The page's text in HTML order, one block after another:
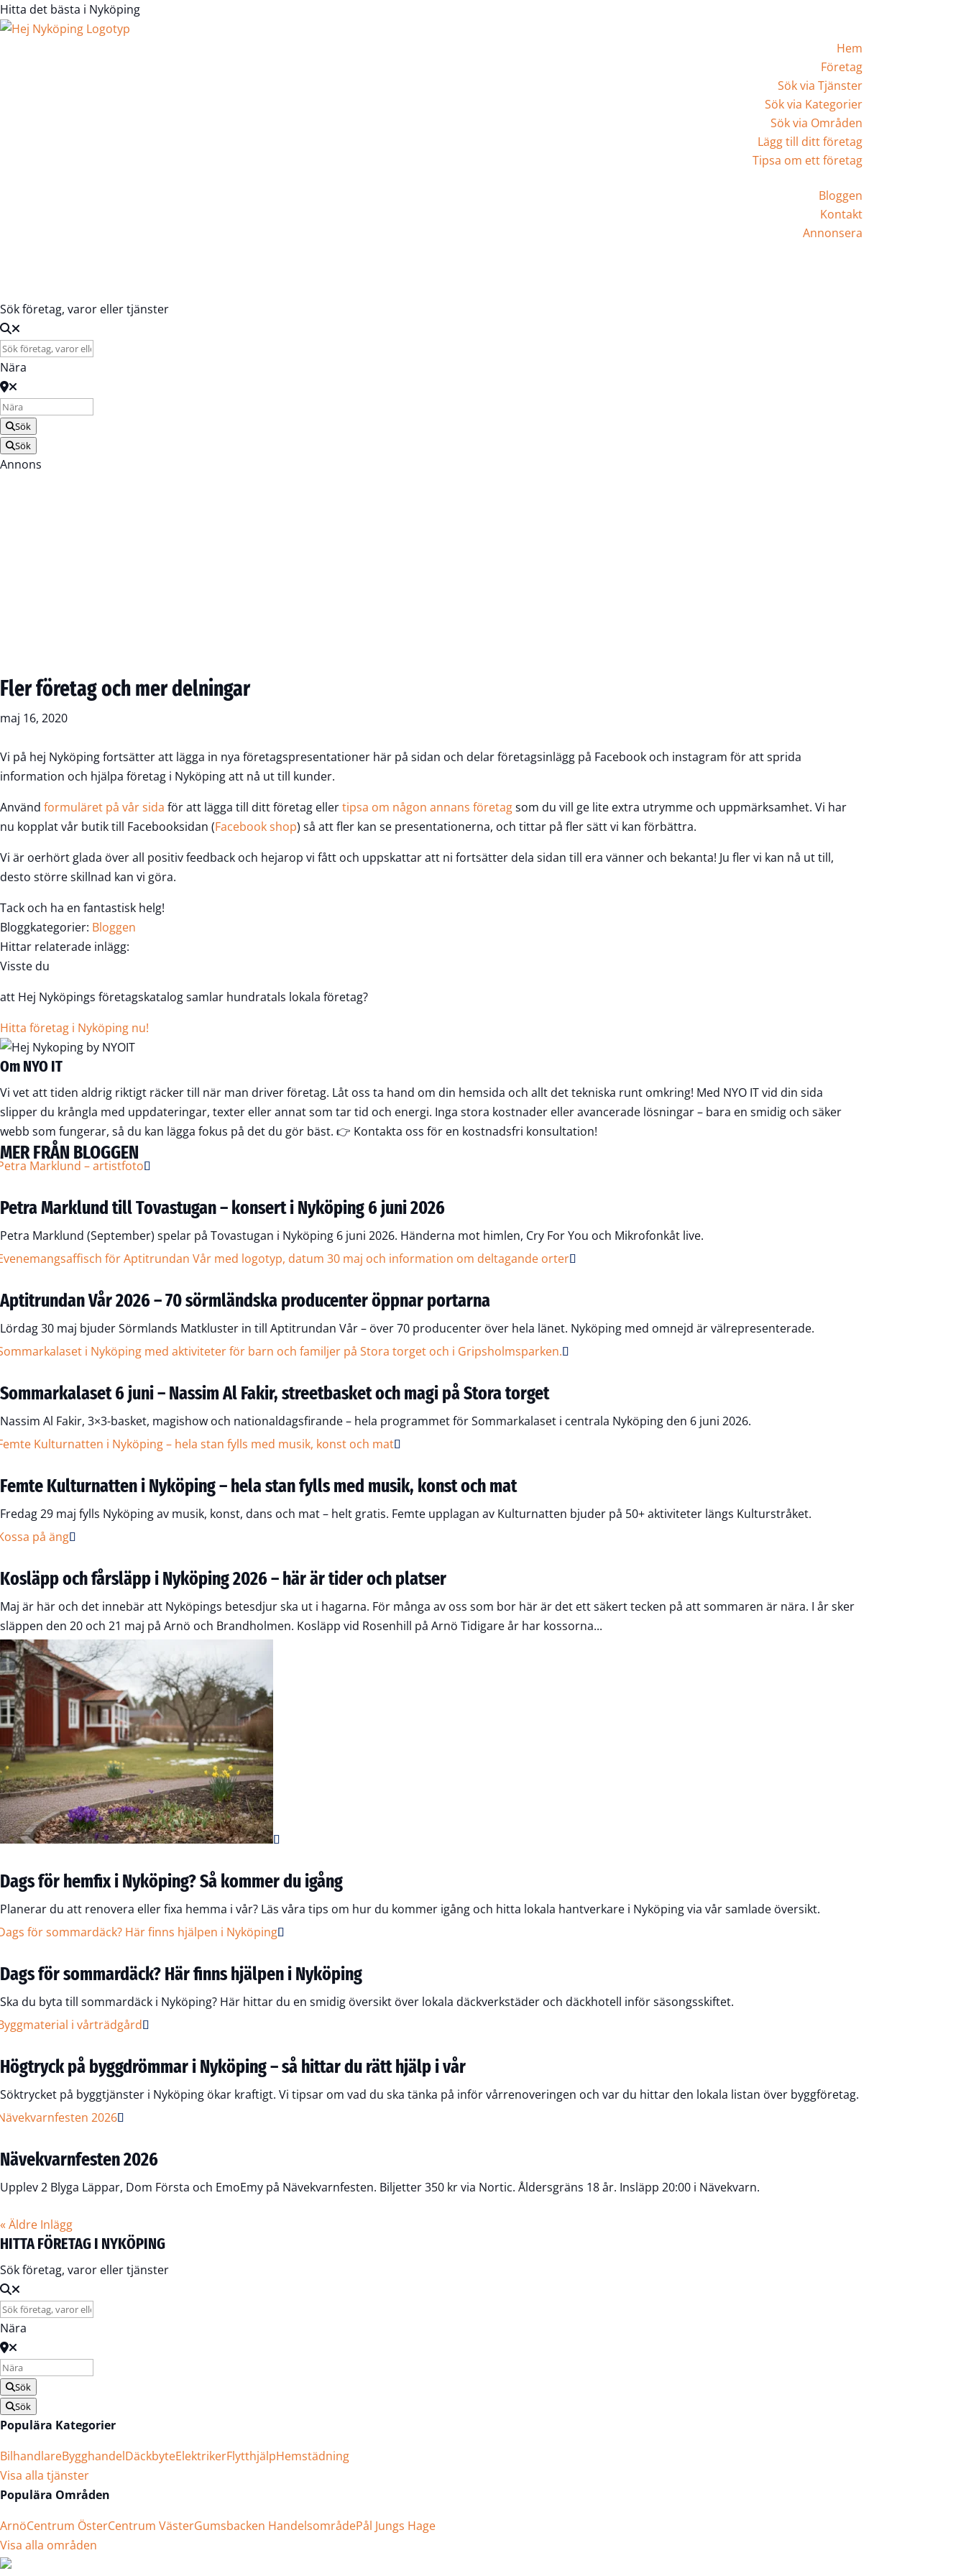
Hitta det bästa i Nyköping
Hem
Företag
Sök via Tjänster
Sök via Kategorier
Sök via Områden
Lägg till ditt företag
Tipsa om ett företag
Bloggen
Kontakt
Annonsera
Sök företag, varor eller tjänster
Nära
Sök
Sök
Annons
Fler företag och mer delningar
maj 16, 2020
Vi på hej Nyköping fortsätter att lägga in nya företagspresentationer här på sidan och delar företagsinlägg på Facebook och instagram för att sprida
information och hjälpa företag i Nyköping att nå ut till kunder.
Använd formuläret på vår sida för att lägga till ditt företag ellertipsa om någon annans företagsom du vill ge lite extra utrymme och uppmärksamhet. Vi har
nu kopplat vår butik till Facebooksidan (Facebook shop) så att fler kan se presentationerna, och tittar på fler sätt vi kan förbättra.
Vi är oerhört glada över all positiv feedback och hejarop vi fått och uppskattar att ni fortsätter dela sidan till era vänner och bekanta! Ju fler vi kan nå ut till,
desto större skillnad kan vi göra.
Tack och ha en fantastisk helg!
Bloggkategorier: Bloggen
Hittar relaterade inlägg:
Visste du
att Hej Nyköpings företagskatalog samlar hundratals lokala företag?
Hitta företag i Nyköping nu!
Om NYO IT
Vi vet att tiden aldrig riktigt räcker till när man driver företag. Låt oss ta hand om din hemsida och allt det tekniska runt omkring! Med NYO IT vid din sida
slipper du krångla med uppdateringar, texter eller annat som tar tid och energi. Inga stora kostnader eller avancerade lösningar – bara en smidig och säker
webb som fungerar, så du kan lägga fokus på det du gör bäst. 👉 Kontakta oss för en kostnadsfri konsultation!
MER FRÅN BLOGGEN
Petra Marklund till Tovastugan – konsert i Nyköping 6 juni 2026
Petra Marklund (September) spelar på Tovastugan i Nyköping 6 juni 2026. Händerna mot himlen, Cry For You och Mikrofonkåt live.
Aptitrundan Vår 2026 – 70 sörmländska producenter öppnar portarna
Lördag 30 maj bjuder Sörmlands Matkluster in till Aptitrundan Vår – över 70 producenter över hela länet. Nyköping med omnejd är välrepresenterade.
Sommarkalaset 6 juni – Nassim Al Fakir, streetbasket och magi på Stora torget
Nassim Al Fakir, 3×3-basket, magishow och nationaldagsfirande – hela programmet för Sommarkalaset i centrala Nyköping den 6 juni 2026.
Femte Kulturnatten i Nyköping – hela stan fylls med musik, konst och mat
Fredag 29 maj fylls Nyköping av musik, konst, dans och mat – helt gratis. Femte upplagan av Kulturnatten bjuder på 50+ aktiviteter längs Kulturstråket.
Kosläpp och fårsläpp i Nyköping 2026 – här är tider och platser
Maj är här och det innebär att Nyköpings betesdjur ska ut i hagarna. För många av oss som bor här är det ett säkert tecken på att sommaren är nära. I år sker
släppen den 20 och 21 maj på Arnö och Brandholmen. Kosläpp vid Rosenhill på Arnö Tidigare år har kossorna...
Dags för hemfix i Nyköping? Så kommer du igång
Planerar du att renovera eller fixa hemma i vår? Läs våra tips om hur du kommer igång och hitta lokala hantverkare i Nyköping via vår samlade översikt.
Dags för sommardäck? Här finns hjälpen i Nyköping
Ska du byta till sommardäck i Nyköping? Här hittar du en smidig översikt över lokala däckverkstäder och däckhotell inför säsongsskiftet.
Högtryck på byggdrömmar i Nyköping – så hittar du rätt hjälp i vår
Söktrycket på byggtjänster i Nyköping ökar kraftigt. Vi tipsar om vad du ska tänka på inför vårrenoveringen och var du hittar den lokala listan över byggföretag.
Nävekvarnfesten 2026
Upplev 2 Blyga Läppar, Dom Första och EmoEmy på Nävekvarnfesten. Biljetter 350 kr via Nortic. Åldersgräns 18 år. Insläpp 20:00 i Nävekvarn.
« Äldre Inlägg
HITTA FÖRETAG I NYKÖPING
Sök företag, varor eller tjänster
Nära
Sök
Sök
Populära Kategorier
BilhandlareBygghandelDäckbyteElektrikerFlytthjälpHemstädning
Visa alla tjänster
Populära Områden
ArnöCentrum ÖsterCentrum VästerGumsbacken HandelsområdePål Jungs Hage
Visa alla områden